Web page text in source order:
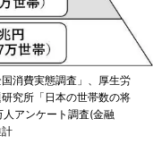
消費実態調査」、厚生労
究所「日本の世帯数の将
アンケート調査(金融